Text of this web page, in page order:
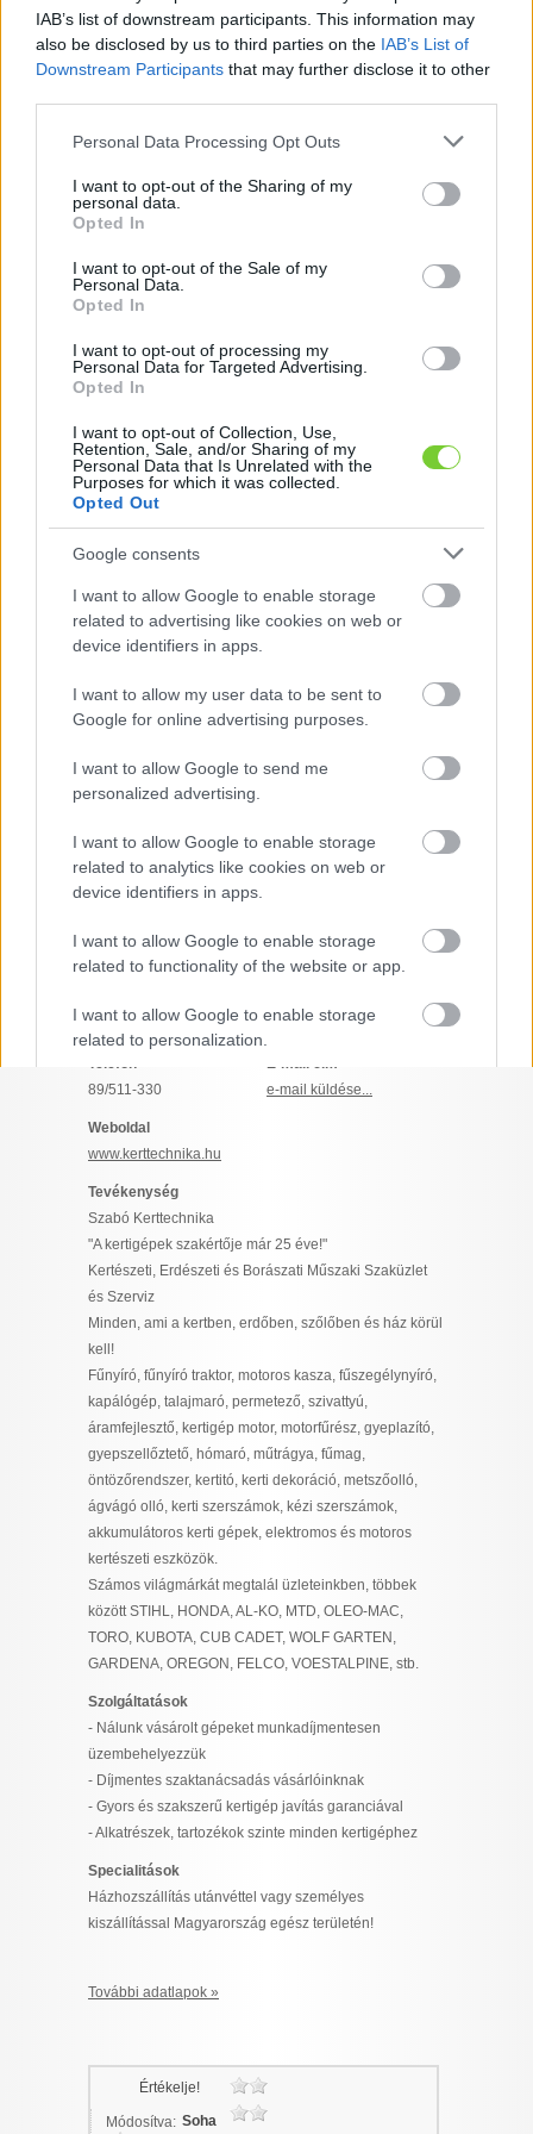
IAB’s list of downstream participants. This information may
also be disclosed by us to third parties on the IAB’s List of
Downstream Participants that may further disclose it to other
Please note that this website/app uses one or more Google
not limited to your visit or usage behaviour. You may click to
grant or deny consent to Google and its third-party tags to
use your data for below specified purposes in below Google
consent section.
Personal Data Processing Opt Outs
I want to opt-out of the Sharing of my
personal data.
Opted In
I want to opt-out of the Sale of my
Personal Data.
Opted In
I want to opt-out of processing my
Personal Data for Targeted Advertising.
Opted In
I want to opt-out of Collection, Use,
Retention, Sale, and/or Sharing of my
Personal Data that Is Unrelated with the
Purposes for which it was collected.
Opted Out
Google consents
I want to allow Google to enable storage
related to advertising like cookies on web or
device identifiers in apps.
I want to allow my user data to be sent to
Google for online advertising purposes.
I want to allow Google to send me
personalized advertising.
I want to allow Google to enable storage
related to analytics like cookies on web or
device identifiers in apps.
I want to allow Google to enable storage
related to functionality of the website or app.
I want to allow Google to enable storage
related to personalization.
I want to allow Google to enable storage
functionality and fraud prevention, and other
user protection.
Data Deletion
Felhasználónév
Jelszó
Elfelejtette jelszavát?
Bejelentkezés
faiskola.hu
Kertészeti, kerti termékek és szolgáltatások térképes
KERTÉSZ ÉS KERTÉSZET REGISZTRÁCIÓ
Szabó Kerttechnika
Elküldöm e-mailben |Kinyomtatom |Hibát jelentek
8500 Pápa, Külső-Veszprémi út 39. Veszprém megye
Telefon
89/511-330
E-mail cím
e-mail küldése...
Weboldal
www.kerttechnika.hu
Tevékenység
Szabó Kerttechnika
"A kertigépek szakértője már 25 éve!"
Kertészeti, Erdészeti és Borászati Műszaki Szaküzlet
és Szerviz
Minden, ami a kertben, erdőben, szőlőben és ház körül
kell!
Fűnyíró, fűnyíró traktor, motoros kasza, fűszegélynyíró,
kapálógép, talajmaró, permetező, szivattyú,
áramfejlesztő, kertigép motor, motorfűrész, gyeplazító,
gyepszellőztető, hómaró, műtrágya, fűmag,
öntözőrendszer, kertitó, kerti dekoráció, metszőolló,
ágvágó olló, kerti szerszámok, kézi szerszámok,
akkumulátoros kerti gépek, elektromos és motoros
kertészeti eszközök.
Számos világmárkát megtalál üzleteinkben, többek
között STIHL, HONDA, AL-KO, MTD, OLEO-MAC,
TORO, KUBOTA, CUB CADET, WOLF GARTEN,
GARDENA, OREGON, FELCO, VOESTALPINE, stb.
Szolgáltatások
- Nálunk vásárolt gépeket munkadíjmentesen
üzembehelyezzük
- Díjmentes szaktanácsadás vásárlóinknak
- Gyors és szakszerű kertigép javítás garanciával
- Alkatrészek, tartozékok szinte minden kertigéphez
Specialitások
Házhozszállítás utánvéttel vagy személyes
kiszállítással Magyarország egész területén!
További adatlapok »
Értékelje!
Módosítva: Soha